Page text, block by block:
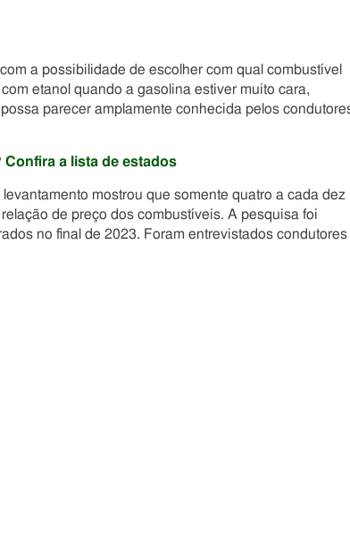
a possibilidade de escolher com qual combustível
etanol quando a gasolina estiver muito cara,
parecer amplamente conhecida pelos
a lista de estados
mostrou que somente quatro a cada dez
de preço dos combustíveis. A pesquisa foi
no final de 2023. Foram entrevistados condutores